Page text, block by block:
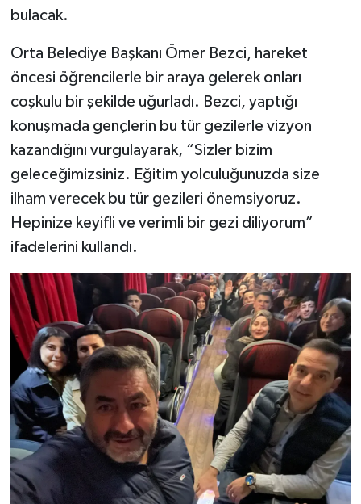
bulacak.
Orta Belediye Başkanı Ömer Bezci, hareket
öncesi öğrencilerle bir araya gelerek onları
coşkulu bir şekilde uğurladı. Bezci, yaptığı
konuşmada gençlerin bu tür gezilerle vizyon
kazandığını vurgulayarak, “Sizler bizim
geleceğimizsiniz. Eğitim yolculuğunuzda size
ilham verecek bu tür gezileri önemsiyoruz.
Hepinize keyifli ve verimli bir gezi diliyorum”
ifadelerini kullandı.